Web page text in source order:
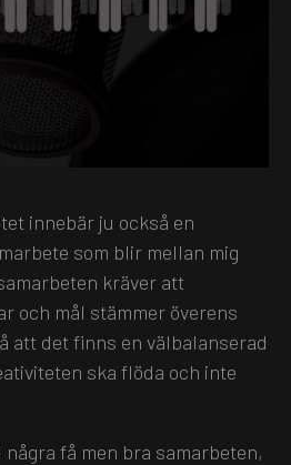
innebär ju också en
som blir mellan mig
kräver att
och mål stämmer överens
att det finns en välbalanserad
ska flöda och inte
få men bra samarbeten,